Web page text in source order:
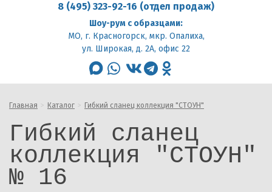
8 (495) 323-92-16 (отдел продаж)
Шоу-рум с образцами:
МО, г. Красногорск, мкр. Опалиха,
ул. Широкая, д. 2А, офис 22
max whatsapp
vk telegramodnoklassniki
Главная Каталог Гибкий сланец коллекция "СТОУН"
Гибкий сланец
коллекция "СТОУН"
№ 16